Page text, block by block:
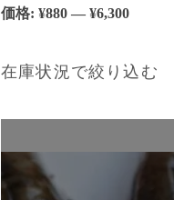
最
格
最
格
価格: ¥880 — ¥6,300
在庫状況で絞り込む